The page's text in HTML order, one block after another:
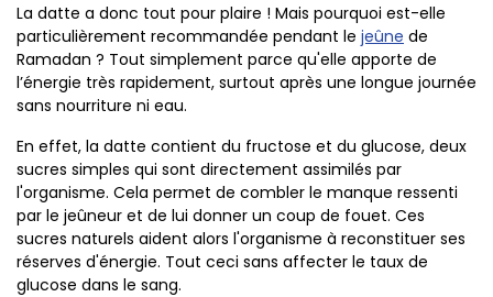
La datte a donc tout pour plaire ! Mais pourquoi est-elle
particulièrement recommandée pendant le jeûne de
Ramadan ? Tout simplement parce qu'elle apporte de
l’énergie très rapidement, surtout après une longue journée
sans nourriture ni eau.
En effet, la datte contient du fructose et du glucose, deux
sucres simples qui sont directement assimilés par
l'organisme. Cela permet de combler le manque ressenti
par le jeûneur et de lui donner un coup de fouet. Ces
sucres naturels aident alors l'organisme à reconstituer ses
réserves d'énergie. Tout ceci sans affecter le taux de
glucose dans le sang.